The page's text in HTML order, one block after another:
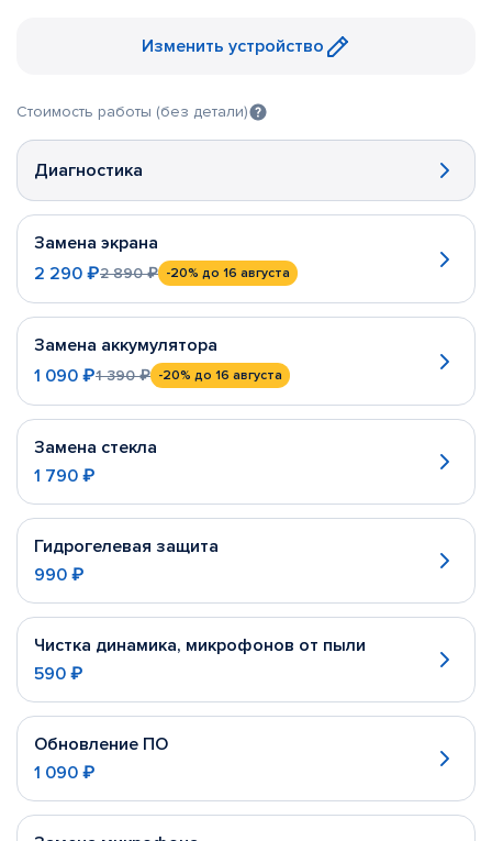
Изменить устройство
Стоимость работы (без детали)
Диагностика
Замена экрана
2 290 ₽2 890 ₽ -20% до 16 августа
Замена аккумулятора
1 090 ₽1 390 ₽ -20% до 16 августа
Замена стекла
1 790 ₽
Гидрогелевая защита
990 ₽
Чистка динамика, микрофонов от пыли
590 ₽
Обновление ПО
1 090 ₽